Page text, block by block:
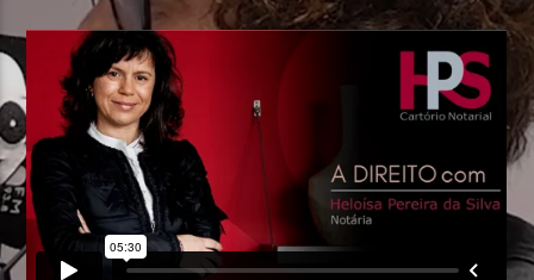
FAIXA ATUAL
TÍTULO
ARTISTA